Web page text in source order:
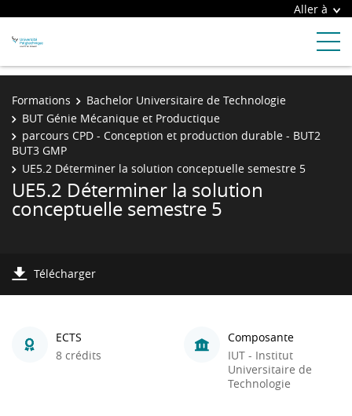
Aller à
Formations
Bachelor Universitaire de Technologie
BUT Génie Mécanique et Productique
parcours CPD - Conception et production durable - BUT2
BUT3 GMP
UE5.2 Déterminer la solution conceptuelle semestre 5
UE5.2 Déterminer la solution
conceptuelle semestre 5
Télécharger
ECTS
8 crédits
Composante
IUT - Institut
Universitaire de
Technologie